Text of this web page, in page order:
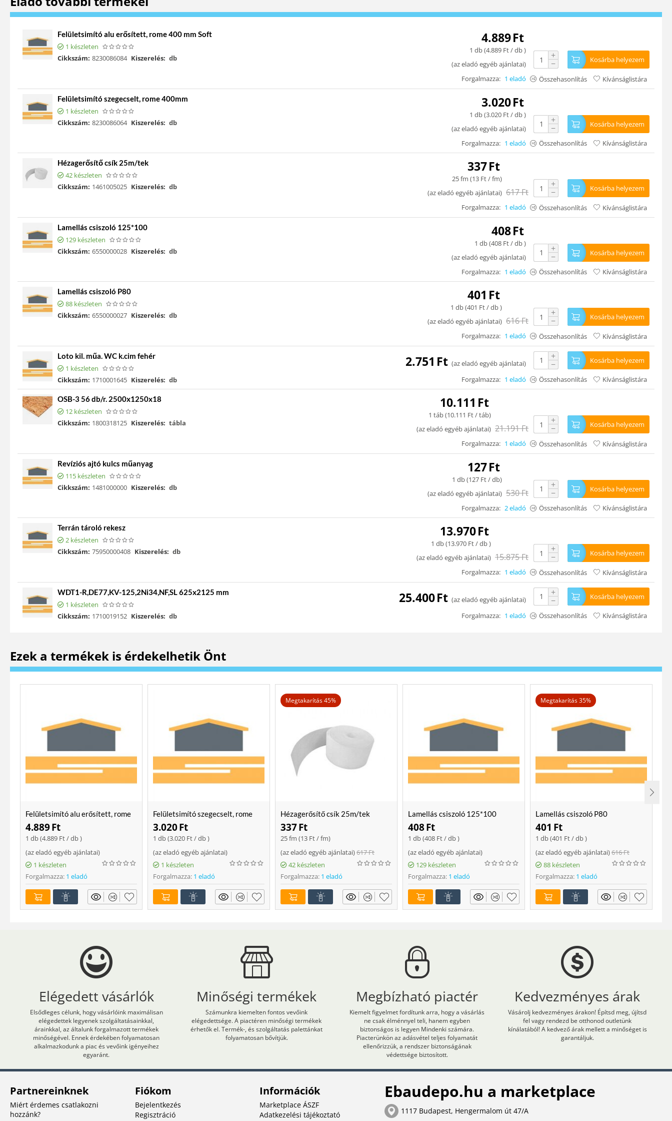
Felületsimító alu erősített, rome 400 mm Soft
1 készleten
Cikkszám: 8230086084 Kiszerelés: db
4.889Ft
1 db (4.889 Ft/ db )
(az eladó egyéb ajánlatai)
+
− Kosárba helyezem
Forgalmazza: 1 eladó Összehasonlítás Kívánságlistára
Felületsimító szegecselt, rome 400mm
1 készleten
Cikkszám: 8230086064 Kiszerelés: db
3.020Ft
1 db (3.020 Ft/ db )
(az eladó egyéb ajánlatai)
+
− Kosárba helyezem
Forgalmazza: 1 eladó Összehasonlítás Kívánságlistára
Hézagerősítő csík 25m/tek
42 készleten
Cikkszám: 1461005025 Kiszerelés: db
337Ft
25 fm (13 Ft/ fm)
(az eladó egyéb ajánlatai) 617Ft
+
− Kosárba helyezem
Forgalmazza: 1 eladó Összehasonlítás Kívánságlistára
Lamellás csiszoló 125*100
129 készleten
Cikkszám: 6550000028 Kiszerelés: db
408Ft
1 db (408 Ft/ db )
(az eladó egyéb ajánlatai)
+
− Kosárba helyezem
Forgalmazza: 1 eladó Összehasonlítás Kívánságlistára
Lamellás csiszoló P80
88 készleten
Cikkszám: 6550000027 Kiszerelés: db
401 Ft
1 db (401 Ft/ db )
(az eladó egyéb ajánlatai) 616Ft
+
− Kosárba helyezem
Forgalmazza: 1 eladó Összehasonlítás Kívánságlistára
Loto kil. műa. WC k.cim fehér
1 készleten
Cikkszám: 1710001645 Kiszerelés: db
2.751 Ft (az eladó egyéb ajánlatai)
+
− Kosárba helyezem
Forgalmazza: 1 eladó Összehasonlítás Kívánságlistára
OSB-3 56 db/r. 2500x1250x18
12 készleten
Cikkszám: 1800318125 Kiszerelés: tábla
10.111 Ft
1 táb (10.111 Ft/ táb)
(az eladó egyéb ajánlatai) 21.191Ft
+
− Kosárba helyezem
Forgalmazza: 1 eladó Összehasonlítás Kívánságlistára
Revíziós ajtó kulcs műanyag
115 készleten
Cikkszám: 1481000000 Kiszerelés: db
127Ft
1 db (127 Ft/ db)
(az eladó egyéb ajánlatai) 530Ft
+
− Kosárba helyezem
Forgalmazza: 2 eladó Összehasonlítás Kívánságlistára
Terrán tároló rekesz
2 készleten
Cikkszám: 75950000408 Kiszerelés: db
13.970Ft
1 db (13.970 Ft/ db )
(az eladó egyéb ajánlatai) 15.875Ft
+
− Kosárba helyezem
Forgalmazza: 1 eladó Összehasonlítás Kívánságlistára
WDT1-R,DE77,KV-125,2Ni34,NF,SL 625x2125 mm
1 készleten
Cikkszám: 1710019152 Kiszerelés: db
25.400Ft (az eladó egyéb ajánlatai)
+
− Kosárba helyezem
Forgalmazza: 1 eladó Összehasonlítás Kívánságlistára
Ezek a termékek is érdekelhetik Önt
Felületsimító alu erősített, rome
400 mm Soft
4.889Ft
1 db (4.889 Ft/ db )
(az eladó egyéb ajánlatai)
1 készleten
Forgalmazza: 1 eladó
Felületsimító szegecselt, rome
400mm
3.020Ft
1 db (3.020 Ft/ db )
(az eladó egyéb ajánlatai)
1 készleten
Forgalmazza: 1 eladó
Megtakarítás 45%
Hézagerősítő csík 25m/tek
337Ft
25 fm (13 Ft/ fm)
(az eladó egyéb ajánlatai)617Ft
42 készleten
Forgalmazza: 1 eladó
Lamellás csiszoló 125*100
408Ft
1 db (408 Ft/ db )
(az eladó egyéb ajánlatai)
129 készleten
Forgalmazza: 1 eladó
Megtakarítás 35%
Lamellás csiszoló P80
401 Ft
1 db (401 Ft/ db )
(az eladó egyéb ajánlatai)616Ft
88 készleten
Forgalmazza: 1 eladó
Elégedett vásárlók
Elsődleges célunk, hogy vásárlóink maximálisan
elégedettek legyenek szolgáltatásainkkal,
árainkkal, az általunk forgalmazott termékek
minőségével. Ennek érdekében folyamatosan
alkalmazkodunk a piac és vevőink igényeihez
egyaránt.
Minőségi termékek
Számunkra kiemelten fontos vevőink
elégedettsége. A piactéren minőségi termékek
érhetők el. Termék-, és szolgáltatás palettánkat
folyamatosan bővítjük.
Megbízható piactér
Kiemelt figyelmet fordítunk arra, hogy a vásárlás
ne csak élménnyel teli, hanem egyben
biztonságos is legyen Mindenki számára.
Piacterünkön az adásvétel teljes folyamatát
ellenőrizzük, a rendszer biztonságának
védettsége biztosított.
Kedvezményes árak
Vásárolj kedvezményes árakon! Építsd meg, újítsd
fel vagy rendezd be otthonod outletünk
kínálatából! A kedvező árak mellett a minőséget is
garantáljuk.
Partnereinknek
Miért érdemes csatlakozni
hozzánk?
Fiókom
Bejelentkezés
Regisztráció
Információk
Marketplace ÁSZF
Adatkezelési tájékoztató
Ebaudepo.hu a marketplace
1117 Budapest, Hengermalom út 47/A